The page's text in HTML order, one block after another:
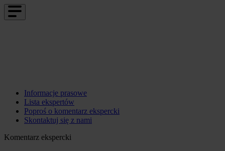
Informacje prasowe
Lista ekspertów
Poproś o komentarz ekspercki
Skontaktuj się z nami
Komentarz ekspercki